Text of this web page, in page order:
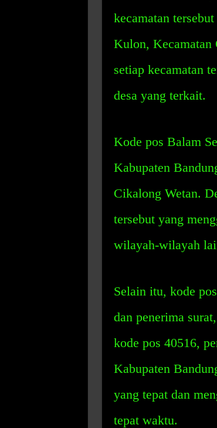
kecamatan
Kulon, Kecamatan
setiap kecamatan
desa yang terkait.
Kode pos Balam
Kabupaten
Cikalong Wetan.
tersebut yang
wilayah-wilayah
Selain itu, kode
dan penerima
kode pos 40516,
Kabupaten
yang tepat dan
tepat waktu.